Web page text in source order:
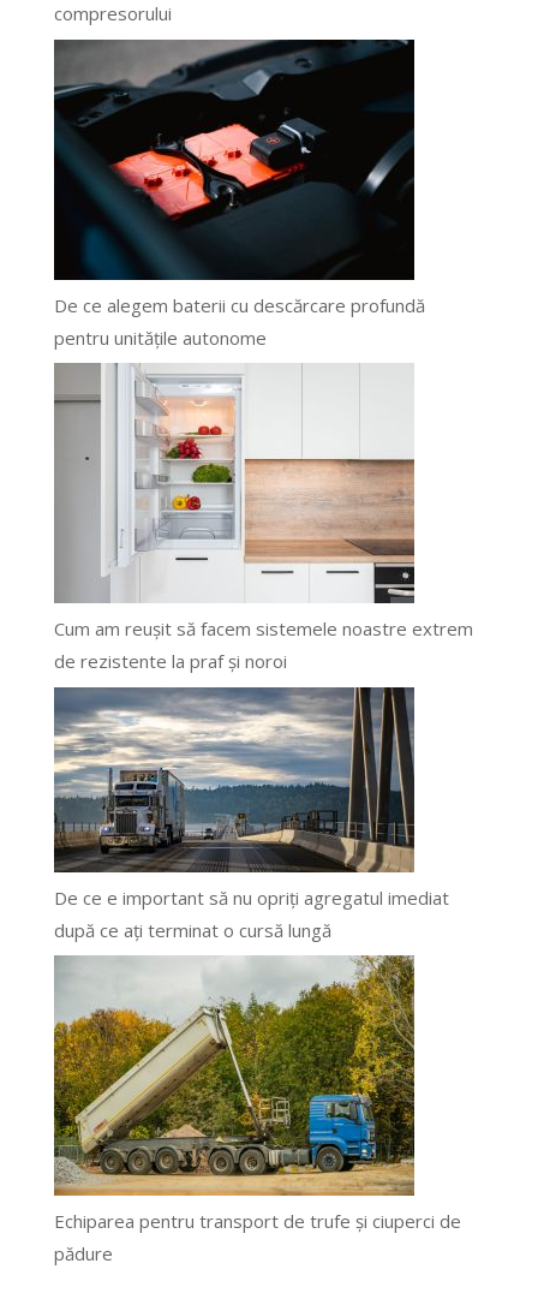
compresorului
De ce alegem baterii cu descărcare profundă
pentru unitățile autonome
Cum am reușit să facem sistemele noastre extrem
de rezistente la praf și noroi
De ce e important să nu opriți agregatul imediat
după ce ați terminat o cursă lungă
Echiparea pentru transport de trufe și ciuperci de
pădure